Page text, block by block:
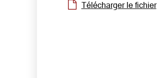
Télécharger le fichier